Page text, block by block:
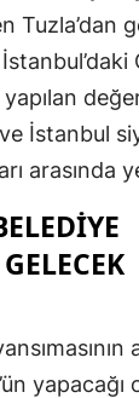
Tuzla’dan
İstanbul
arasında
yapacağı